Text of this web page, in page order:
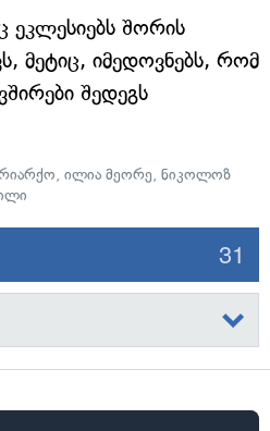
ეკლესიებს შორის
მეტიც, იმედოვნებს, რომ
შედეგს
, ილია მეორე, ნიკოლოზ
31